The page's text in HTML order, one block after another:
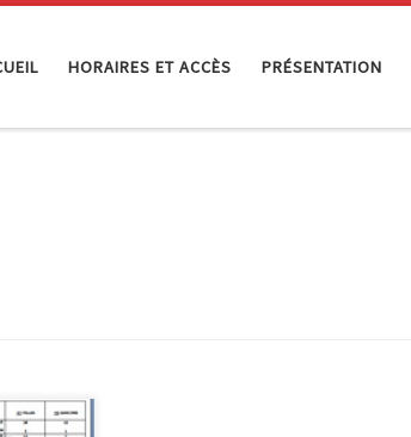
HORAIRES ET ACCÈS PRÉSENTATION